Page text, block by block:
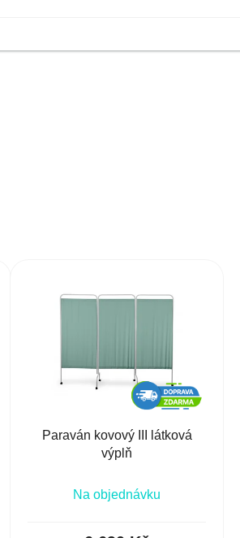
Paraván kovový III látková
výplň
Na objednávku